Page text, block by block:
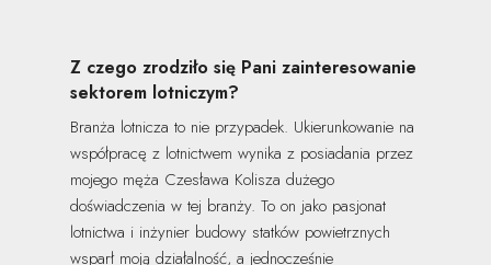
Z czego zrodziło się Pani zainteresowanie
sektorem lotniczym?
Branża lotnicza to nie przypadek. Ukierunkowanie na
współpracę z lotnictwem wynika z posiadania przez
mojego męża Czesława Kolisza dużego
doświadczenia w tej branży. To on jako pasjonat
lotnictwa i inżynier budowy statków powietrznych
wsparł moją działalność, a jednocześnie